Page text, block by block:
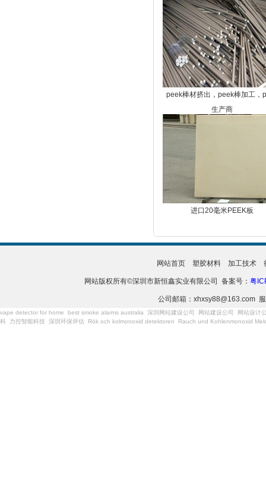
peek棒材挤出，peek棒加工，
生产商
进口20毫米PEEK板
网站首页 塑胶材料 加工技术
网站版权所有©深圳市新恒鑫实业有限公司 备案号： 粤
公司邮箱：xhxsy88@163.com
vape detector for home best smoke alarms australia 深圳网站建设公司 网站建设公司
网站设计
科
力控智能科技 深圳环保评估 Rök och kolmonoxid detektoren Rauch und Kohlenmonoxid